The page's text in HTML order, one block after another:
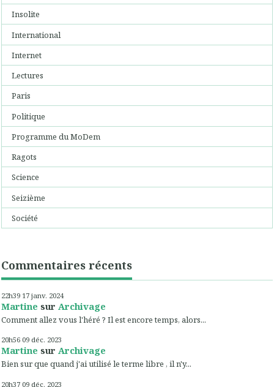
Insolite
International
Internet
Lectures
Paris
Politique
Programme du MoDem
Ragots
Science
Seizième
Société
Commentaires récents
22h39 17 janv. 2024
Martine sur Archivage
Comment allez vous l'héré ? Il est encore temps, alors...
20h56 09 déc. 2023
Martine sur Archivage
Bien sur que quand j'ai utilisé le terme libre , il n'y...
20h37 09 déc. 2023